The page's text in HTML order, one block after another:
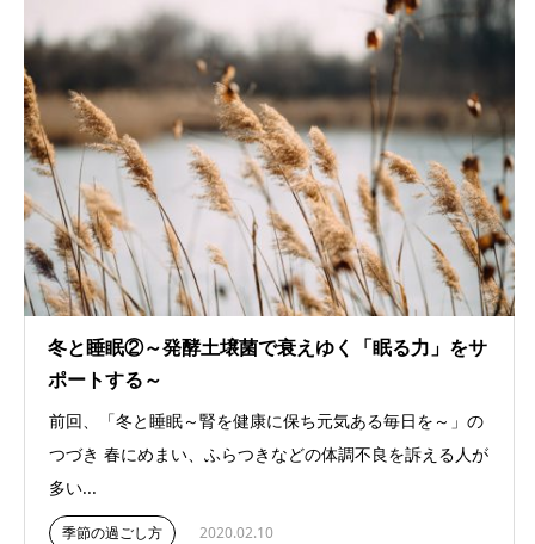
冬と睡眠②～発酵土壌菌で衰えゆく「眠る力」をサ
ポートする～
前回、「冬と睡眠～腎を健康に保ち元気ある毎日を～」の
つづき 春にめまい、ふらつきなどの体調不良を訴える人が
多い...
季節の過ごし方 2020.02.10